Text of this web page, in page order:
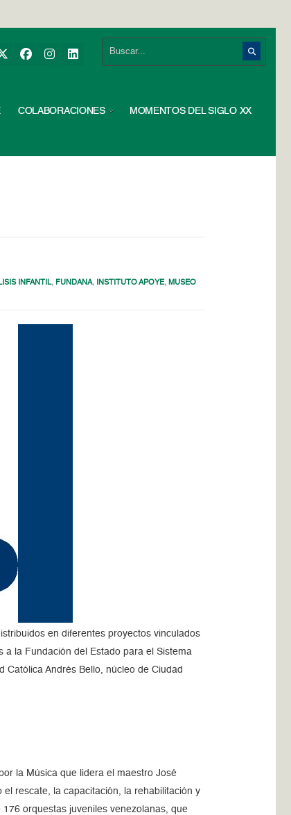
COLABORACIONES MOMENTOS DEL SIGLO XX
INFANTIL, FUNDANA, INSTITUTO APOYE, MUSEO
en diferentes proyectos vinculados
a la Fundación del Estado para el Sistema
Católica Andrés Bello, núcleo de Ciudad
la Música que lidera el maestro José
rescate, la capacitación, la rehabilitación y
orquestas juveniles venezolanas, que